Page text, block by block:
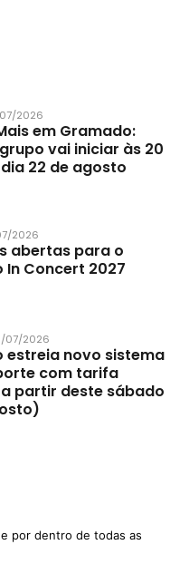
2026
em Gramado:
vai iniciar às 20
22 de agosto
2026
abertas para o
In Concert 2027
07/2026
estreia novo sistema
com tarifa
partir deste sábado
por dentro de todas as